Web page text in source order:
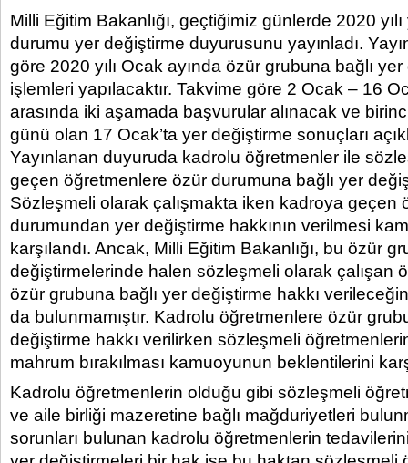
Milli Eğitim Bakanlığı, geçtiğimiz günlerde 2020 yılı
durumu yer değiştirme duyurusunu yayınladı.
göre 2020 yılı Ocak ayında özür grubuna bağlı
işlemleri yapılacaktır. Takvime göre 2 Ocak – 16
arasında iki aşamada başvurular alınacak ve
günü olan 17 Ocak’ta yer değiştirme sonuçları
Yayınlanan duyuruda kadrolu öğretmenler ile
geçen öğretmenlere özür durumuna bağlı yer
Sözleşmeli olarak çalışmakta iken kadroya geçen
durumundan yer değiştirme hakkının verilmesi
karşılandı. Ancak, Milli Eğitim Bakanlığı, bu özür
değiştirmelerinde halen sözleşmeli olarak çalışan
özür grubuna bağlı yer değiştirme hakkı
da bulunmamıştır. Kadrolu öğretmenlere özür
değiştirme hakkı verilirken sözleşmeli
mahrum bırakılması kamuoyunun beklentilerini
Kadrolu öğretmenlerin olduğu gibi sözleşmeli
ve aile birliği mazeretine bağlı mağduriyetleri
sorunları bulunan kadrolu öğretmenlerin